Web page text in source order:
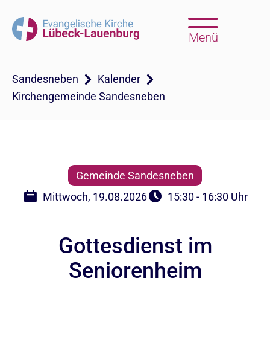
Menü
Sandesneben
Kalender
Kirchengemeinde Sandesneben
Gemeinde Sandesneben
Mittwoch, 19.08.2026
15:30 - 16:30 Uhr
Gottesdienst im
Seniorenheim